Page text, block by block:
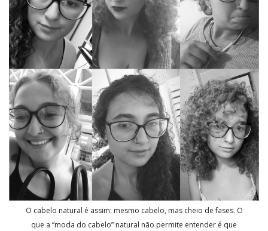
O cabelo natural é assim: mesmo cabelo, mas cheio de fases. O
que a “moda do cabelo” natural não permite entender é que